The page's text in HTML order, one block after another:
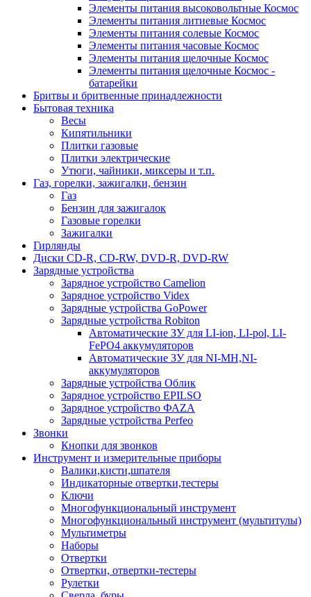
Элементы питания высоковольтные Космос
Элементы питания литиевые Космос
Элементы питания солевые Космос
Элементы питания часовые Космос
Элементы питания щелочные Космос
Элементы питания щелочные Космос -
батарейки
Бритвы и бритвенные принадлежности
Бытовая техника
Весы
Кипятильники
Плитки газовые
Плитки электрические
Утюги, чайники, миксеры и т.п.
Газ, горелки, зажигалки, бензин
Газ
Бензин для зажигалок
Газовые горелки
Зажигалки
Гирлянды
Диски CD-R, CD-RW, DVD-R, DVD-RW
Зарядные устройства
Зарядное устройство Camelion
Зарядное устройство Videx
Зарядные устройства GoPower
Зарядные устройства Robiton
Автоматические ЗУ для LI-ion, LI-pol, LI-
FePO4 аккумуляторов
Автоматические ЗУ для NI-MH,NI-
аккумуляторов
Зарядные устройства Облик
Зарядное устройство EPILSO
Зарядное устройство ФАZА
Зарядные устройства Perfeo
Звонки
Кнопки для звонков
Инструмент и измерительные приборы
Валики,кисти,шпателя
Индикаторные отвертки,тестеры
Ключи
Многофункциональный инструмент
Многофункциональный инструмент (мультитулы)
Мультиметры
Наборы
Отвертки
Отвертки, отвертки-тестеры
Рулетки